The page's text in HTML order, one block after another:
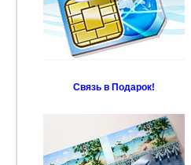
Связь в Подарок!